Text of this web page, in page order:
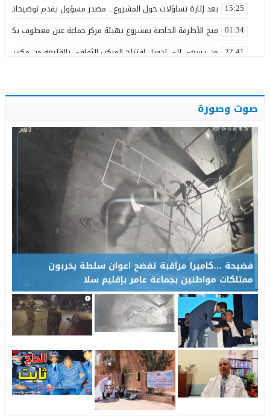
15:25 بعد إثارة تساؤلات حول المشروع.. مصدر مسؤول يقدم توضيحات
01:34 فتح الأظرفة الخاصة بمشروع تهيئة مركز جماعة عين معطوف بكلفة تناهز 22.86
22:41 من يسعى إلى تحويل افتتاح المركب الثقافي بالقليعة من مكسب
23:45 بعد سنوات من الفرار.. توقيف “التاوناتي” في ملف “إسكوبار
20:50 نورة آضريف تستقيل من حزب التقدم والاشتراكية وتنتقد طريقة
22:35 وعكة صحية تُغيب رئيس المجلس الإقليمي لتاونات عن احتفالات
19:28 عامل إقليم تاونات يشرف على إعطاء انطلاقة مشاريع تنموية
صوت وصورة
فضيحة …كاميرا مراقبة تفضح اعوان سلطة يخربون
ممتلكات مواطنين بجماعة عامر بإقليم سلا